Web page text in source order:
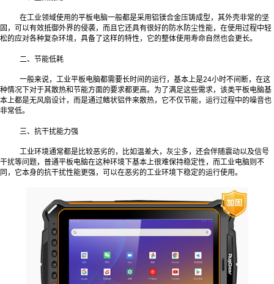
一、坚固耐用
在工业领域使用的平板电脑一般都是采用铝镁合金压铸成型，其外壳非常的坚
松的应对各种复杂环境，具备了这样的特性，它的整体使用寿命自然也会更长。
二、节能低耗
一般来说，工业平板电脑都需要长时间的运行，基本上是24小时不间断，在这
种情况下对于其散热和节能方面的要求都更高。为了满足这些需求，该类平板电脑基
非常低。
三、抗干扰能力强
工业环境通常都是比较恶劣的，比如温差大，灰尘多，还会伴随震动以及信号
同，它本身的抗干扰性能更强，可以在恶劣的工业环境下稳定的运行使用。